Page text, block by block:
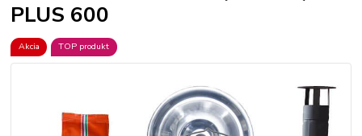
PLUS 600
Akcia TOP produkt